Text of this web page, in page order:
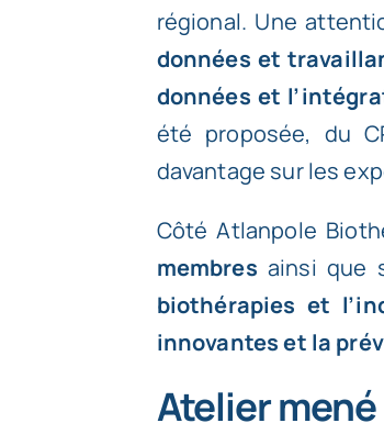
régional. Une
données et
données et
été proposée, du
davantage sur les
Côté Atlanpole
membres ainsi que
biothérapies et
innovantes et la
Atelier mené